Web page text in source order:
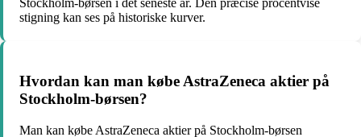
Stockholm-børsen i det seneste år. Den præcise procentvise
stigning kan ses på historiske kurver.
Hvordan kan man købe AstraZeneca aktier på
Stockholm-børsen?
Man kan købe AstraZeneca aktier på Stockholm-børsen